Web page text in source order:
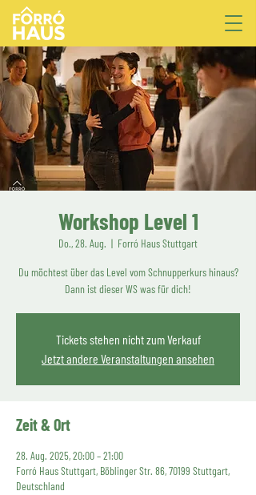
Workshop Level 1
Do., 28. Aug.
  |
Forró Haus Stuttgart
Du möchtest über das Level vom Schnupperkurs hinaus?
Dann ist dieser WS was für dich!
Tickets stehen nicht zum Verkauf
Jetzt andere Veranstaltungen ansehen
Zeit & Ort
28. Aug. 2025, 20:00 – 21:00
Forró Haus Stuttgart, Böblinger Str. 86, 70199 Stuttgart,
Deutschland